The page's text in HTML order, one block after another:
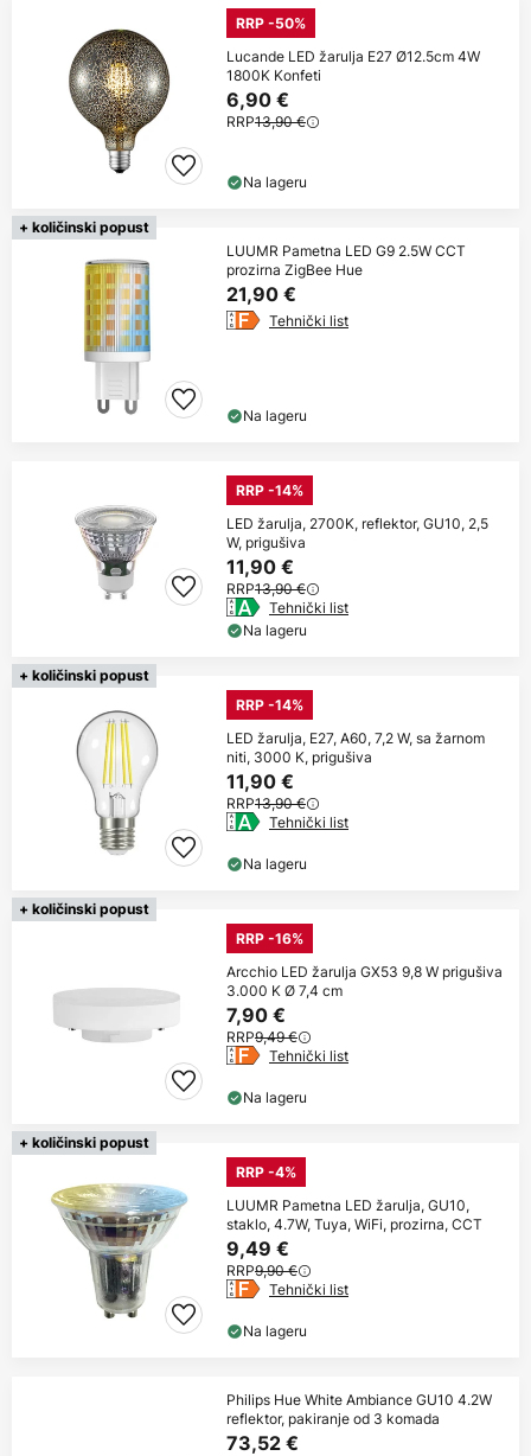
RRP -50%
Lucande LED žarulja E27 Ø12.5cm 4W
1800K Konfeti
6,90 €
RRP13,90 €
Na lageru
+ količinski popust
LUUMR Pametna LED G9 2.5W CCT
prozirna ZigBee Hue
21,90 €
Tehnički list
Na lageru
RRP -14%
LED žarulja, 2700K, reflektor, GU10, 2,5
W, prigušiva
11,90 €
RRP13,90 €
Tehnički list
Na lageru
+ količinski popust
RRP -14%
LED žarulja, E27, A60, 7,2 W, sa žarnom
niti, 3000 K, prigušiva
11,90 €
RRP13,90 €
Tehnički list
Na lageru
+ količinski popust
RRP -16%
Arcchio LED žarulja GX53 9,8 W prigušiva
3.000 K Ø 7,4 cm
7,90 €
RRP9,49 €
Tehnički list
Na lageru
+ količinski popust
RRP -4%
LUUMR Pametna LED žarulja, GU10,
staklo, 4.7W, Tuya, WiFi, prozirna, CCT
9,49 €
RRP9,90 €
Tehnički list
Na lageru
Philips Hue White Ambiance GU10 4.2W
reflektor, pakiranje od 3 komada
73,52 €